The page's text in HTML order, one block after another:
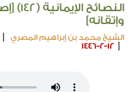
وإتقانه]
الشيخ محمد بن إبراهيم المصري
1446-2-12